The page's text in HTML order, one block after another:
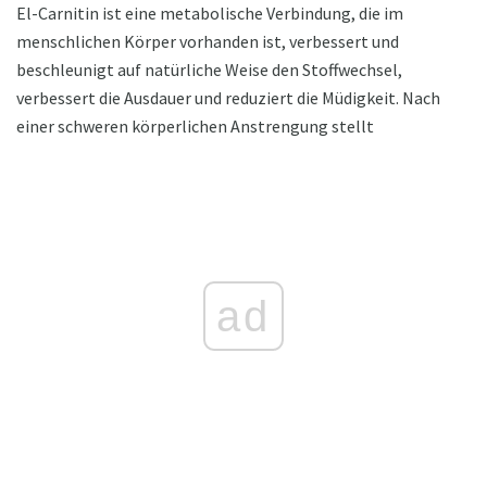
El-Carnitin ist eine metabolische Verbindung, die im
menschlichen Körper vorhanden ist, verbessert und
beschleunigt auf natürliche Weise den Stoffwechsel,
verbessert die Ausdauer und reduziert die Müdigkeit. Nach
einer schweren körperlichen Anstrengung stellt
ad